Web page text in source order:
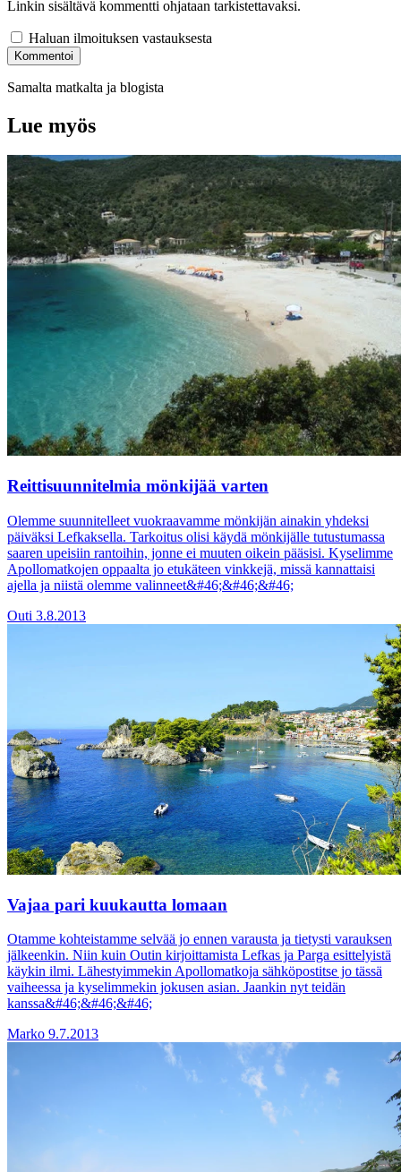
Linkin sisältävä kommentti ohjataan tarkistettavaksi.
Haluan ilmoituksen vastauksesta
Kommentoi
Samalta matkalta ja blogista
Lue myös
Reittisuunnitelmia mönkijää varten
Olemme suunnitelleet vuokraavamme mönkijän ainakin yhdeksi
päiväksi Lefkaksella. Tarkoitus olisi käydä mönkijälle tutustumassa
saaren upeisiin rantoihin, jonne ei muuten oikein pääsisi. Kyselimme
Apollomatkojen oppaalta jo etukäteen vinkkejä, missä kannattaisi
ajella ja niistä olemme valinneet&#46;&#46;&#46;
Outi 3.8.2013
Vajaa pari kuukautta lomaan
Otamme kohteistamme selvää jo ennen varausta ja tietysti varauksen
jälkeenkin. Niin kuin Outin kirjoittamista Lefkas ja Parga esittelyistä
käykin ilmi. Lähestyimmekin Apollomatkoja sähköpostitse jo tässä
vaiheessa ja kyselimmekin jokusen asian. Jaankin nyt teidän
kanssa&#46;&#46;&#46;
Marko 9.7.2013